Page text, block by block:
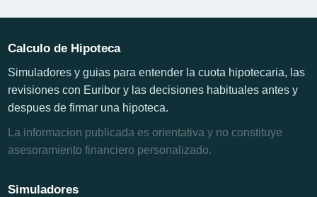
Calculo de Hipoteca
Simuladores y guias para entender la cuota hipotecaria, las
revisiones con Euribor y las decisiones habituales antes y
despues de firmar una hipoteca.
La informacion publicada es orientativa y no constituye
asesoramiento financiero personalizado.
Simuladores